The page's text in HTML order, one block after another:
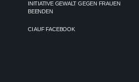
INITIATIVE GEWALT GEGEN FRAUEN
BEENDEN
CI AUF FACEBOOK